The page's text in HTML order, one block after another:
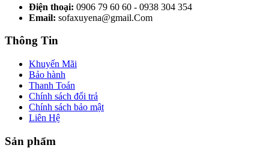
Điện thoại: 0906 79 60 60 - 0938 304 354
Email: sofaxuyena@gmail.Com
Thông Tin
Khuyến Mãi
Bảo hành
Thanh Toán
Chính sách đổi trả
Chính sách bảo mật
Liên Hệ
Sản phẩm